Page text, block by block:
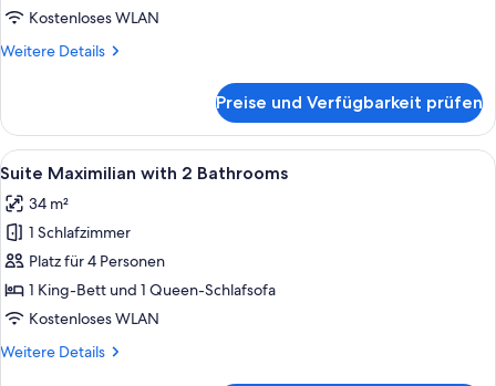
Kostenloses WLAN
Weitere Details
Weitere
Nichtraucher,
allergikerfreundlich
Preise und Verfügbarkeit prüfen
Alle
Fotos
für
Suite
Maximilian
with
2
anzeigen
Ein Hotelzimmer mit einem Bett,
6
Suite Maximilian with 2 Bathrooms
34 m²
1 Schlafzimmer
Platz für 4 Personen
1 King-Bett und 1 Queen-Schlafsofa
Kostenloses WLAN
Weitere Details
Weitere